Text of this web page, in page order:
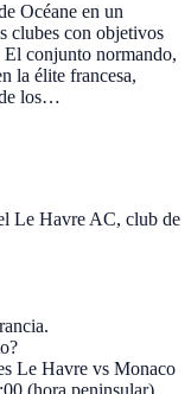
Océane en un
clubes con objetivos
conjunto normando,
la élite francesa,
de los…
Le Havre AC, club de
Le Havre vs Monaco